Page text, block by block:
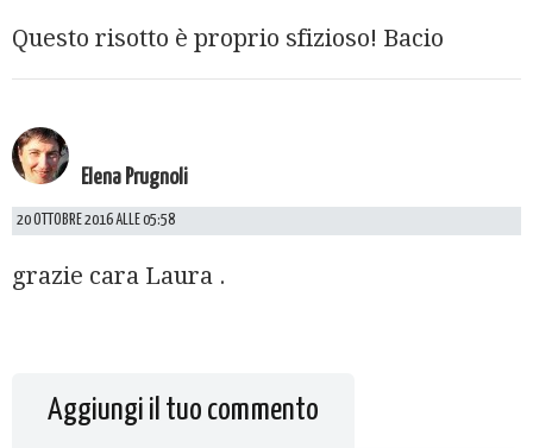
Questo risotto è proprio sfizioso! Bacio
Elena Prugnoli
20 OTTOBRE 2016 ALLE 05:58
grazie cara Laura .
Aggiungi il tuo commento